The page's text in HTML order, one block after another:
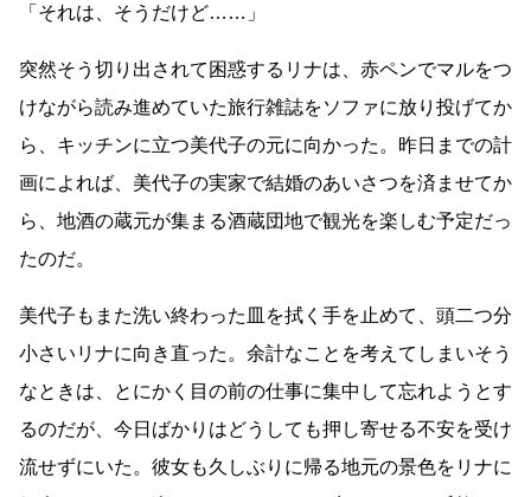
「それは、そうだけど…… 」
突然そう切り出されて困惑するリナは、赤ペンでマルをつ
けながら読み進めていた旅行雑誌をソファに放り投げてか
ら、キッチンに立つ美代子の元に向かった。昨日までの計
画によれば、美代子の実家で結婚のあいさつを済ませてか
ら、地酒の蔵元が集まる酒蔵団地で観光を楽しむ予定だっ
たのだ。
美代子もまた洗い終わった皿を拭く手を止めて、頭二つ分
小さいリナに向き直った。余計なことを考えてしまいそう
なときは、とにかく目の前の仕事に集中して忘れようとす
るのだが、今日ばかりはどうしても押し寄せる不安を受け
流せずにいた。彼女も久しぶりに帰る地元の景色をリナに